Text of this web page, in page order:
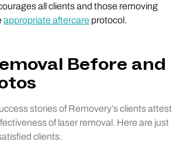
all clients and those removing
appropriate aftercare protocol.
Before and
stories of Removery’s clients attest
of laser removal. Here are just
clients.